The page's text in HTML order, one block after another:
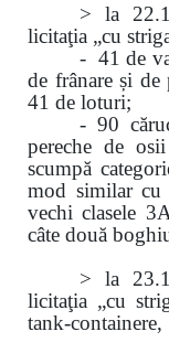
> la
licitaţia „cu
- 41 de
de frânare și de
41 de loturi;
- 90
pereche de
scumpă
mod similar cu
vechi clasele
câte două
> la
licitaţia „cu
tank-